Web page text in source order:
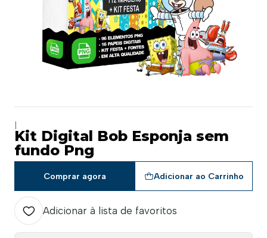
Kit Digital Bob Esponja sem
fundo Png
Adicionar ao Carrinho
Comprar agora
Adicionar à lista de favoritos